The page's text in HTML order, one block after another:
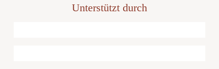
Unterstützt durch